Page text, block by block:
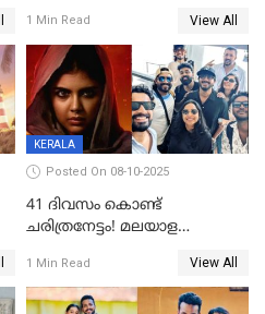
1 Min Read View All
KERALA
Posted On 08-10-2025
41 ദിവസം കൊണ്ട്
ചരിത്രനേട്ടം! മലയാള
അധ്യായം, വിസ്മയമായി
ലോക 300 കോടി ക്ലബ്ബിൽ
1 Min Read View All